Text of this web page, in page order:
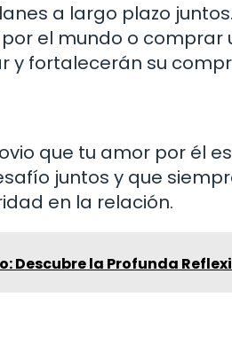
a largo plazo
el mundo o comprar
fortalecerán su
que tu amor por él
juntos y que
en la relación.
Descubre la Profunda